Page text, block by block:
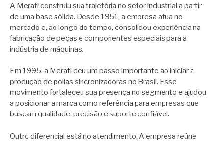
A Merati construiu sua trajetória no setor industrial a partir
de uma base sólida. Desde 1951, a empresa atua no
mercado e, ao longo do tempo, consolidou experiência na
fabricação de peças e componentes especiais para a
indústria de máquinas.
Em 1995, a Merati deu um passo importante ao iniciar a
produção de polias sincronizadoras no Brasil. Esse
movimento fortaleceu sua presença no segmento e ajudou
a posicionar a marca como referência para empresas que
buscam qualidade, precisão e suporte confiável.
Outro diferencial está no atendimento. A empresa reúne